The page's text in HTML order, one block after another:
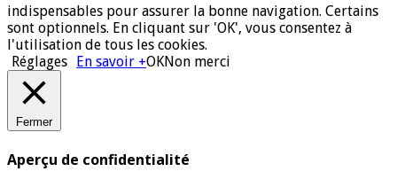
indispensables pour assurer la bonne navigation. Certains
sont optionnels. En cliquant sur 'OK', vous consentez à
l'utilisation de tous les cookies.
Réglages En savoir +OKNon merci
Fermer
Aperçu de confidentialité